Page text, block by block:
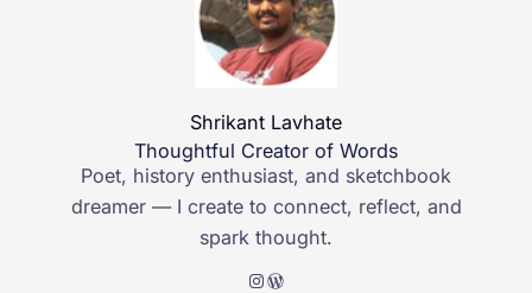
Shrikant Lavhate
Thoughtful Creator of Words
Poet, history enthusiast, and sketchbook
dreamer — I create to connect, reflect, and
spark thought.
Instagram WordPress